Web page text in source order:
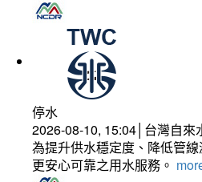
停水
2026-08-10, 15:04│台灣自來
為提升供水穩定度、降低管
更安心可靠之用水服務。